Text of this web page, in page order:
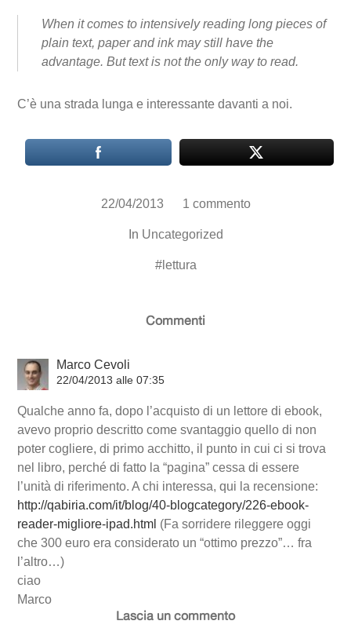
When it comes to intensively reading long pieces of
plain text, paper and ink may still have the
advantage. But text is not the only way to read.
C’è una strada lunga e interessante davanti a noi.
22/04/2013 1 commento
In Uncategorized
#lettura
Commenti
Marco Cevoli
22/04/2013 alle 07:35
Qualche anno fa, dopo l’acquisto di un lettore di ebook,
avevo proprio descritto come svantaggio quello di non
poter cogliere, di primo acchitto, il punto in cui ci si trova
nel libro, perché di fatto la “pagina” cessa di essere
l’unità di riferimento. A chi interessa, qui la recensione:
http://qabiria.com/it/blog/40-blogcategory/226-ebook-
reader-migliore-ipad.html (Fa sorridere rileggere oggi
che 300 euro era considerato un “ottimo prezzo”… fra
l’altro…)
ciao
Marco
Lascia un commento